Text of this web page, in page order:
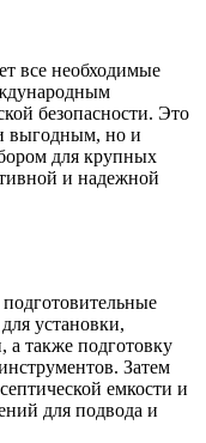
все необходимые
безопасности. Это
выгодным, но и
для крупных
и надежной
установки,
а также подготовку
Затем
емкости и
для подвода и